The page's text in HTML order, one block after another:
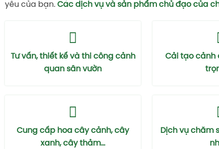
yêu của bạn. Các dịch vụ và sản phẩm chủ đạo của
Tư vấn, thiết kế và thi công cảnh
quan sân vườn
Cải tạo cảnh
Cung cấp hoa cây cảnh, cây
xanh, cây thảm...
Dịch vụ chăm